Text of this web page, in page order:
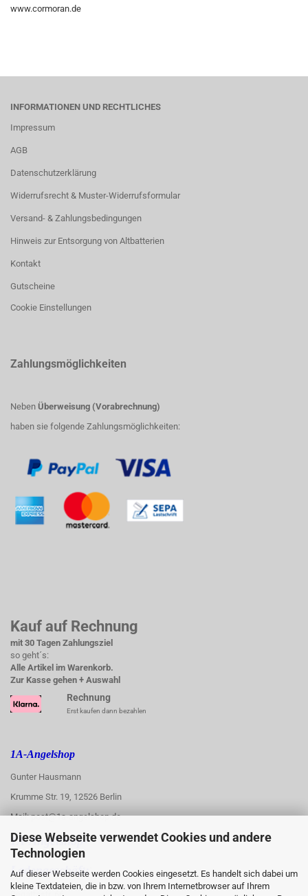
Diese Webseite verwendet Cookies und andere
Technologien
Auf dieser Webseite werden Cookies eingesetzt. Es handelt sich dabei um
kleine Textdateien, die in bzw. von Ihrem Internetbrowser auf Ihrem
www.cormoran.de
INFORMATIONEN UND RECHTLICHES
Impressum
AGB
Datenschutzerklärung
Widerrufsrecht & Muster-Widerrufsformular
Versand- & Zahlungsbedingungen
Hinweis zur Entsorgung von Altbatterien
Kontakt
Gutscheine
Cookie Einstellungen
Zahlungsmöglichkeiten
Neben Überweisung (Vorabrechnung)
haben sie folgende Zahlungsmöglichkeiten:
Kauf auf Rechnung
mit 30 Tagen Zahlungsziel
so geht´s:
Alle Artikel im Warenkorb.
Zur Kasse gehen + Auswahl
Rechnung
Erst kaufen dann bezahlen
1A-Angelshop
Gunter Hausmann
Krumme Str. 19, 12526 Berlin
Mail: post@1a-angelshop.de
1A-Angelshop-
Ladengeschäft: :